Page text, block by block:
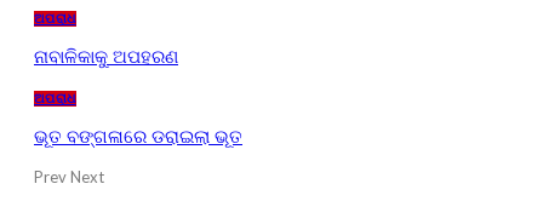
ଅପରାଧ
ନାବାଳିକାକୁ ଅପହରଣ
ଅପରାଧ
ଭୂତ ବଙ୍ଗଳାରେ ଡରାଇଲା ଭୂତ
PrevNext